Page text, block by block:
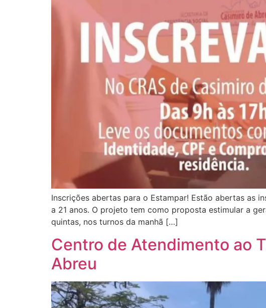
Inscrições abertas para o Estampar! Estão abertas as
a 21 anos. O projeto tem como proposta estimular a
quintas, nos turnos da manhã […]
Centro de Atendimento ao
Abreu